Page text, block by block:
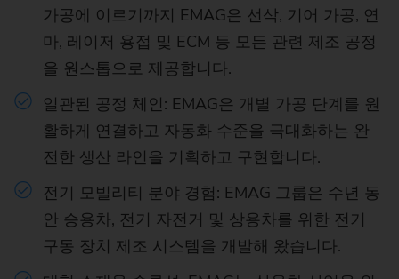
가공에 이르기까지 EMAG은 선삭, 기어 가공, 연
마, 레이저 용접 및 ECM 등 모든 관련 제조 공정
을 원스톱으로 제공합니다.
일관된 공정 체인: EMAG은 개별 가공 단계를 원
활하게 연결하고 자동화 수준을 극대화하는 완
전한 생산 라인을 기획하고 구현합니다.
전기 모빌리티 분야 경험: EMAG 그룹은 수년 동
안 승용차, 전기 자전거 및 상용차를 위한 전기
구동 장치 제조 시스템을 개발해 왔습니다.